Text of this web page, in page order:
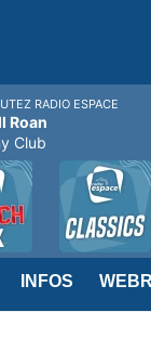
INFOS
RADIO ESPACE
Roan
Club